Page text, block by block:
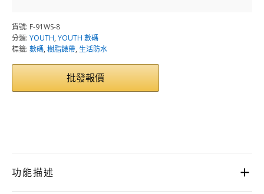
貨號: F-91WS-8
分類: YOUTH, YOUTH 數碼
標籤: 數碼, 樹脂錶帶, 生活防水
批發報價
功能描述